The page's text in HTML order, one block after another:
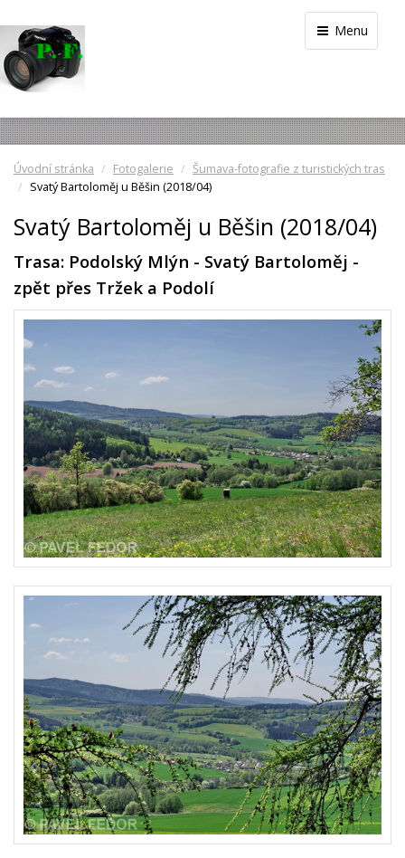
Menu
Úvodní stránka Fotogalerie
Šumava-fotografie z turistických tras
Svatý Bartoloměj u Běšin (2018/04)
Svatý Bartoloměj u Běšin (2018/04)
Trasa: Podolský Mlýn - Svatý Bartoloměj -
zpět přes Tržek a Podolí